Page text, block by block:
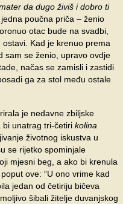
da dugo živiš i dobro ti
poučna priča – ženio
otac bude na svadbi,
Kad je krenuo prema
sam se ženio, upravo ovdje
načas se zamisli i zastidi
ga za stol među ostale
je nedavne zbiljske
bi unatrag tri-četiri kolina
životnog iskustva u
se rijetko spominjale
mjesni beg, a ako bi krenula
ove: “U ono vrime kad
jedan od četiriju bičeva
šibali žitelje duvanjskog